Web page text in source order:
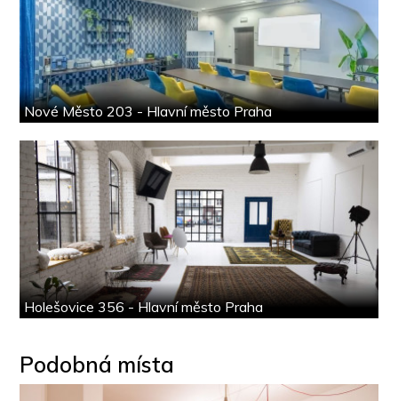
Nové Město 203 - Hlavní město Praha
Holešovice 356 - Hlavní město Praha
Podobná místa